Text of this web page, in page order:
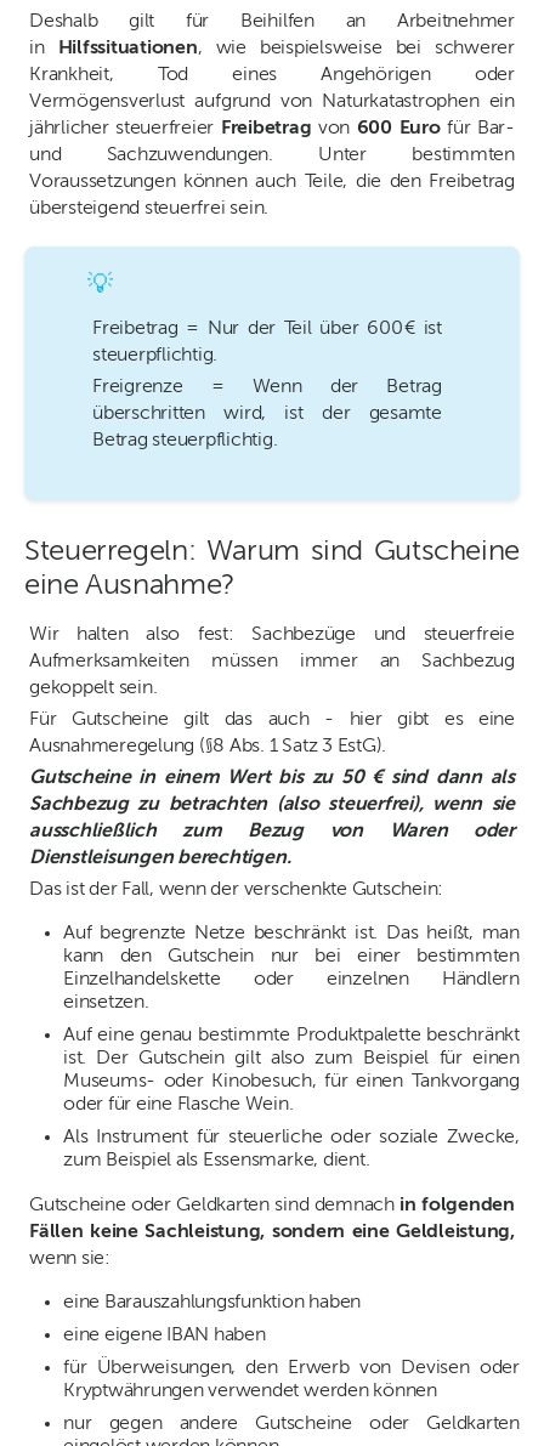
Deshalb gilt für Beihilfen an Arbeitnehmer
in
Hilfssituationen, wie beispielsweise bei schwerer
Krankheit, Tod eines Angehörigen oder
Vermögensverlust aufgrund von Naturkatastrophen ein
jährlicher steuerfreier Freibetrag von 600 Eurofür Bar-
und Sachzuwendungen. Unter bestimmten
Voraussetzungen können auch Teile, die den Freibetrag
übersteigend steuerfrei sein.
💡
Freibetrag = Nur der Teil über 600 € ist
steuerpflichtig.
Freigrenze = Wenn der Betrag
überschritten wird, ist der gesamte
Betrag steuerpflichtig.
Steuerregeln: Warum sind Gutscheine
eine Ausnahme?
Wir halten also fest: Sachbezüge und steuerfreie
Aufmerksamkeiten müssen immer an Sachbezug
gekoppelt sein.
Für Gutscheine gilt das auch - hier gibt es eine
Ausnahmeregelung (§8 Abs. 1 Satz 3 EstG).
Gutscheine in einem Wert bis zu 50 € sind dann als
Sachbezug zu betrachten (also steuerfrei), wenn sie
ausschließlich zum Bezug von Waren oder
Dienstleisungen berechtigen.
Das ist der Fall, wenn der verschenkte Gutschein:
Auf begrenzte Netze beschränkt ist. Das heißt, man
kann den Gutschein nur bei einer bestimmten
Einzelhandelskette oder einzelnen Händlern
einsetzen.
Auf eine genau bestimmte Produktpalette beschränkt
ist. Der Gutschein gilt also zum Beispiel für einen
Museums- oder Kinobesuch, für einen Tankvorgang
oder für eine Flasche Wein.
Als Instrument für steuerliche oder soziale Zwecke,
zum Beispiel als Essensmarke, dient.
Gutscheine oder Geldkarten sind demnach in folgenden
Fällen keine Sachleistung, sondern eine Geldleistung,
wenn sie:
eine Barauszahlungsfunktion haben
eine eigene IBAN haben
für Überweisungen, den Erwerb von Devisen oder
Kryptwährungen verwendet werden können
nur gegen andere Gutscheine oder Geldkarten